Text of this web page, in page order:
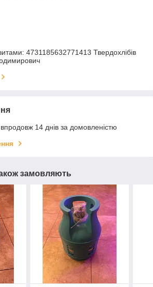
4731185632771413 Твердохлібів
14 днів за домовленістю
замовляють